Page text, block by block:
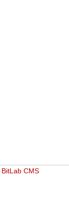
BitLab CMS